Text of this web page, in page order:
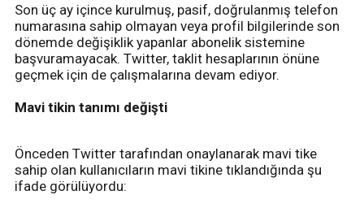
Son üç ay içince kurulmuş, pasif, doğrulanmış telefon
numarasına sahip olmayan veya profil bilgilerinde son
dönemde değişiklik yapanlar abonelik sistemine
başvuramayacak. Twitter, taklit hesaplarının önüne
geçmek için de çalışmalarına devam ediyor.
Mavi tikin tanımı değişti
Önceden Twitter tarafından onaylanarak mavi tike
sahip olan kullanıcıların mavi tikine tıklandığında şu
ifade görülüyordu: